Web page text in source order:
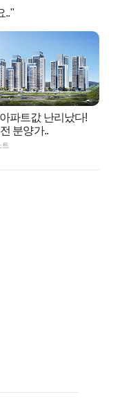
.."
파트값 난리났다!
분양가..
트